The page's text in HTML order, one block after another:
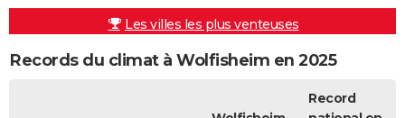
Les villes les plus venteuses
Records du climat à Wolfisheim en 2025
Record